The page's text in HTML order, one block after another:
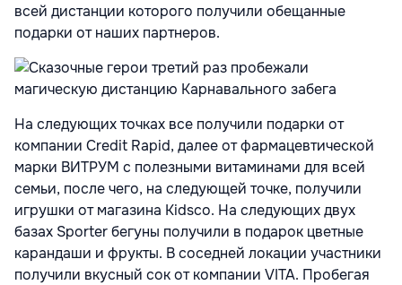
всей дистанции которого получили обещанные
подарки от наших партнеров.
На следующих точках все получили подарки от
компании Credit Rapid, далее от фармацевтической
марки ВИТРУМ с полезными витаминами для всей
семьи, после чего, на следующей точке, получили
игрушки от магазина Kidsco. На следующих двух
базах Sporter бегуны получили в подарок цветные
карандаши и фрукты. В соседней локации участники
получили вкусный сок от компании VITA. Пробегая